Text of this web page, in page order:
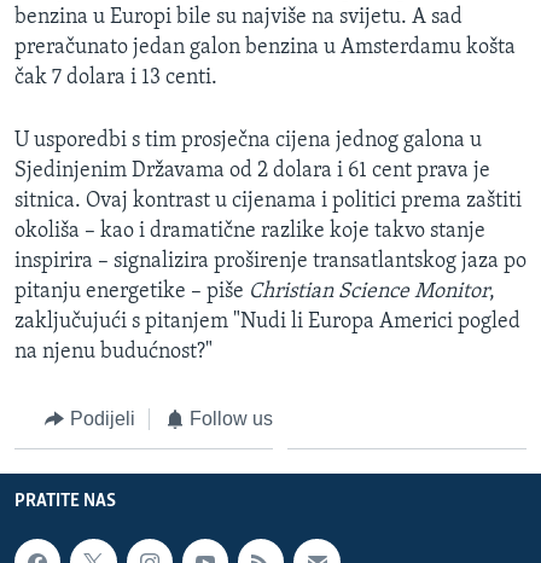
benzina u Europi bile su najviše na svijetu. A sad
preračunato jedan galon benzina u Amsterdamu košta
čak 7 dolara i 13 centi.
U usporedbi s tim prosječna cijena jednog galona u
Sjedinjenim Državama od 2 dolara i 61 cent prava je
sitnica. Ovaj kontrast u cijenama i politici prema zaštiti
okoliša – kao i dramatične razlike koje takvo stanje
inspirira – signalizira proširenje transatlantskog jaza po
pitanju energetike – piše Christian Science Monitor,
zaključujući s pitanjem "Nudi li Europa Americi pogled
na njenu budućnost?"
Podijeli Follow us
PRATITE NAS